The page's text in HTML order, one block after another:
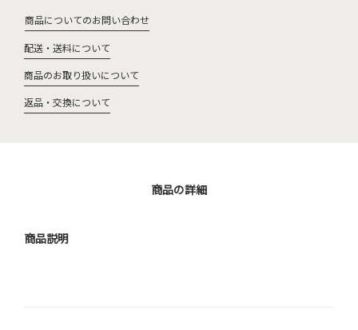
商品についてのお問い合わせ
配送・送料について
商品のお取り扱いについて
返品・交換について
商品の詳細
商品説明